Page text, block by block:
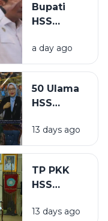
Bupati
HSS
Noor
Resmi
sebagai
Ketua
Pramuka,
Ini
Susunan
Pengurus
a day ago
50 Ulama
HSS
Wawasan
Keagamaan
Pendidikan
di Jawa
13 days ago
TP PKK
HSS
Pola Asuh
13 days ago